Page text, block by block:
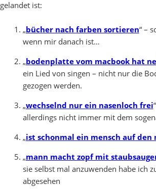
gelandet ist:
„bücher nach farben sortieren“ –
wenn mir danach ist…
„bodenplatte vom macbook hat
ein Lied von singen – nicht nur die
gezogen werden.
„wechselnd nur ein nasenloch frei
allerdings nicht immer mit dem
„ist schonmal ein mensch auf den
„mann macht zopf mit
sie selbst mal anzuwenden habe ich
abgesehen